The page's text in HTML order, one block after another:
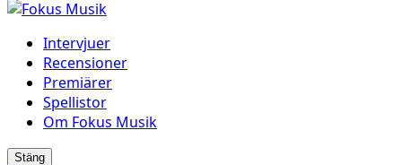
Intervjuer
Recensioner
Premiärer
Spellistor
Om Fokus Musik
Stäng